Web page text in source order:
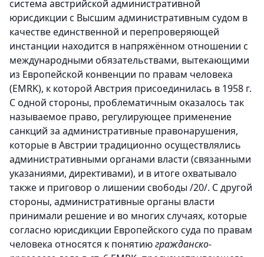
система австрийской административной
юрисдикции с Высшим административным судом в
качестве единственной и перепроверяющей
инстанции находится в напряжённом отношении с
международными обязательствами, вытекающими
из Европейской конвенции по правам человека
(EMRK), к которой Австрия присоединилась в 1958 г.
С одной стороны, проблематичным оказалось так
называемое право, регулирующее применение
санкций за административные правонарушения,
которые в Австрии традиционно осуществлялись
административными органами власти (связанными
указаниями, директивами), и в итоге охватывало
также и приговор о лишении свободы /20/. С другой
стороны, административные органы власти
принимали решение и во многих случаях, которые
согласно юрисдикции Европейского суда по правам
человека относятся к понятиюгражданско-